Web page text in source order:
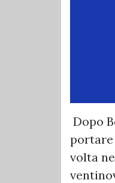
Dopo
portare
volta